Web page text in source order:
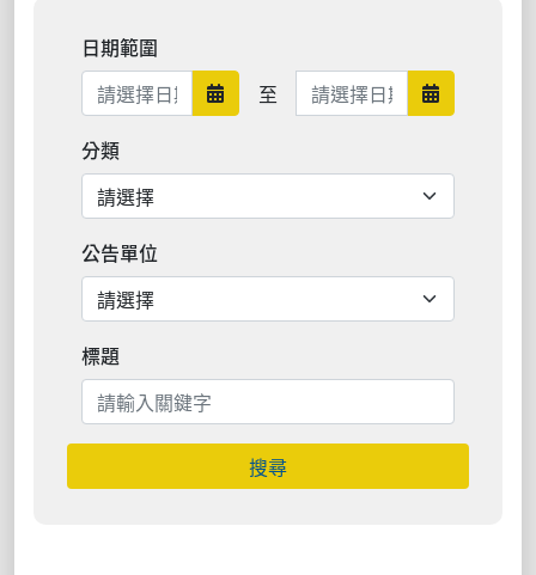
日期範圍
日期範圍開始
至 日期範圍結束 日期範圍
分類
公告單位
標題
搜尋